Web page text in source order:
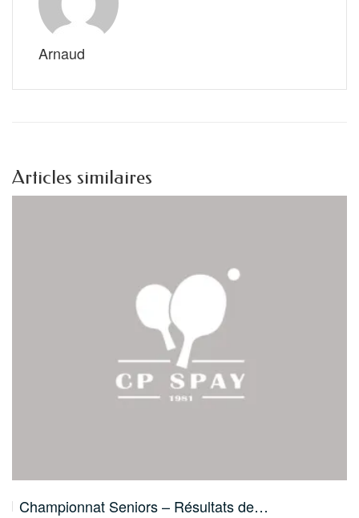
Arnaud
Articles similaires
Championnat Seniors – Résultats de…